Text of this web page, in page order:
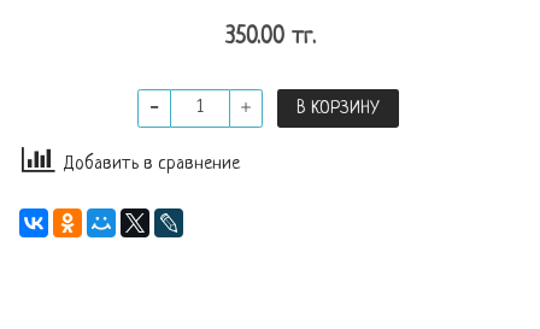
350.00 тг.
В КОРЗИНУ
Добавить в сравнение